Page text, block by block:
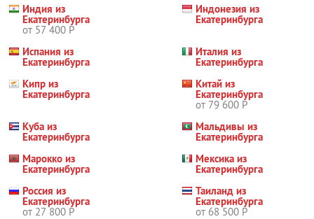
Индия из
Екатеринбурга
от 57 400 Р
Индонезия из
Екатеринбурга
Испания из
Екатеринбурга
Италия из
Екатеринбурга
Кипр из
Екатеринбурга
Китай из
Екатеринбурга
от 79 600 Р
Куба из
Екатеринбурга
Мальдивы из
Екатеринбурга
Марокко из
Екатеринбурга
Мексика из
Екатеринбурга
Россия из
Екатеринбурга
от 27 800 Р
Таиланд из
Екатеринбурга
от 68 500 Р